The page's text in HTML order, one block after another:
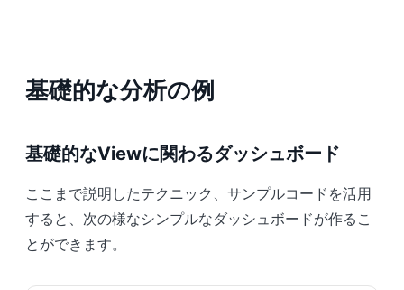
基礎的な分析の例
基礎的なViewに関わるダッシュボード
ここまで説明したテクニック、サンプルコードを活用
すると、次の様なシンプルなダッシュボードが作るこ
とができます。